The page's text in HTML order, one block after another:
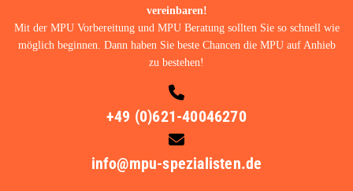
vereinbaren!
Mit der MPU Vorbereitung und MPU Beratung sollten Sie so schnell wie
möglich beginnen. Dann haben Sie beste Chancen die MPU auf Anhieb
zu bestehen!

+49 (0)621-40046270

info@mpu-spezialisten.de